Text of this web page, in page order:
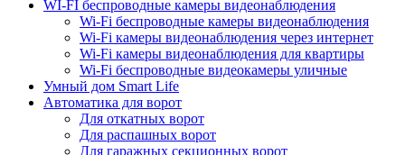
WI-FI беспроводные камеры видеонаблюдения
Wi-Fi беспроводные камеры видеонаблюдения
Wi-Fi камеры видеонаблюдения через интернет
Wi-Fi камеры видеонаблюдения для квартиры
Wi-Fi беспроводные видеокамеры уличные
Умный дом Smart Life
Автоматика для ворот
Для откатных ворот
Для распашных ворот
Для гаражных секционных ворот